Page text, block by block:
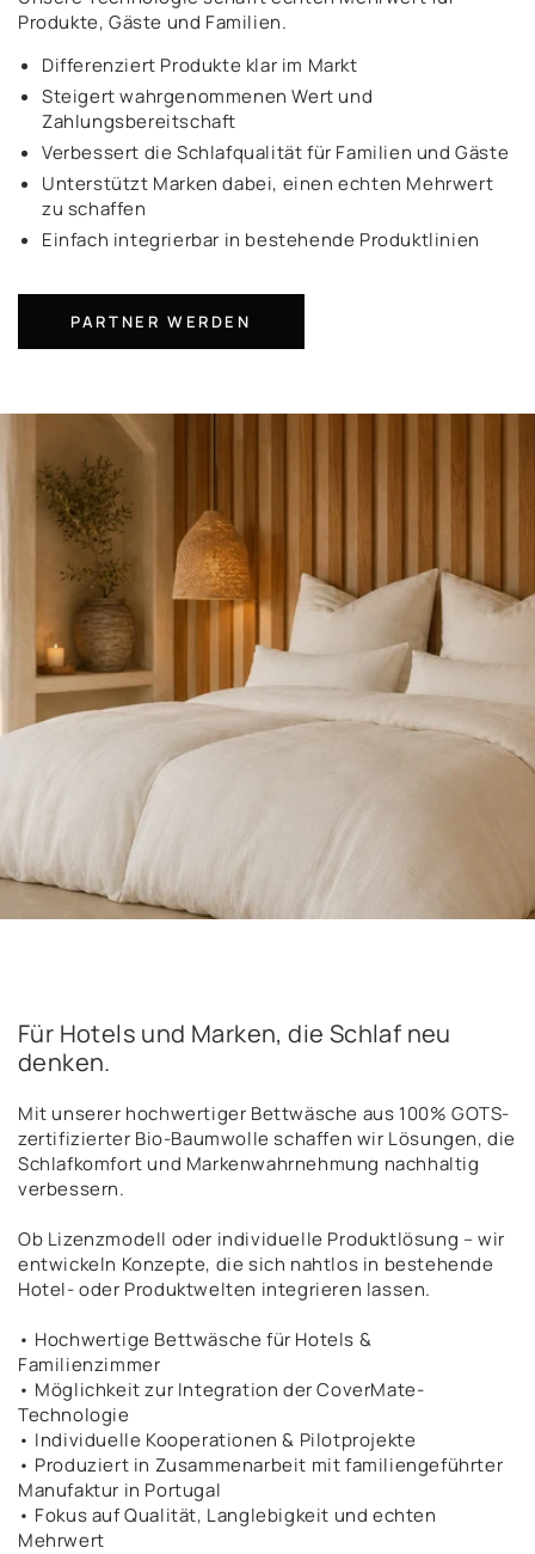
Produkte, Gäste und Familien.
Differenziert Produkte klar im Markt
Steigert wahrgenommenen Wert und
Zahlungsbereitschaft
Verbessert die Schlafqualität für Familien und Gäste
Unterstützt Marken dabei, einen echten Mehrwert
zu schaffen
Einfach integrierbar in bestehende Produktlinien
PARTNER WERDEN
Für Hotels und Marken, die Schlaf neu
denken.
Mit unserer hochwertiger Bettwäsche aus 100% GOTS-
zertifizierter Bio-Baumwolle schaffen wir Lösungen, die
Schlafkomfort und Markenwahrnehmung nachhaltig
verbessern.
Ob Lizenzmodell oder individuelle Produktlösung – wir
entwickeln Konzepte, die sich nahtlos in bestehende
Hotel- oder Produktwelten integrieren lassen.
• Hochwertige Bettwäsche für Hotels &
Familienzimmer
• Möglichkeit zur Integration der CoverMate-
Technologie
• Individuelle Kooperationen & Pilotprojekte
• Produziert in Zusammenarbeit mit familiengeführter
Manufaktur in Portugal
• Fokus auf Qualität, Langlebigkeit und echten
Mehrwert